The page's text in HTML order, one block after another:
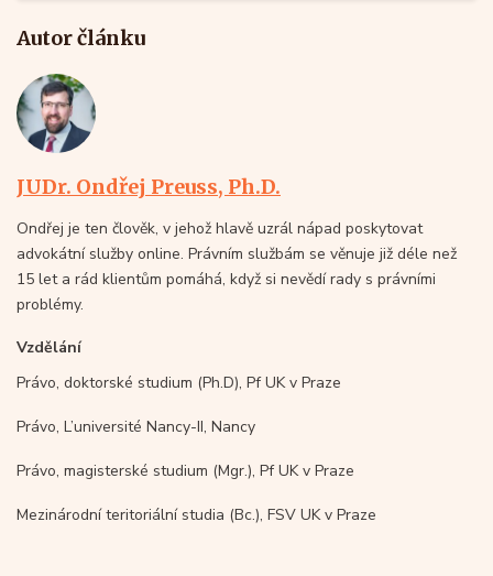
Autor článku
JUDr. Ondřej Preuss, Ph.D.
Ondřej je ten člověk, v jehož hlavě uzrál nápad poskytovat
advokátní služby online. Právním službám se věnuje již déle než
15 let a rád klientům pomáhá, když si nevědí rady s právními
problémy.
Vzdělání
Právo, doktorské studium (Ph.D), Pf UK v Praze
Právo, L’université Nancy-II, Nancy
Právo, magisterské studium (Mgr.), Pf UK v Praze
Mezinárodní teritoriální studia (Bc.), FSV UK v Praze